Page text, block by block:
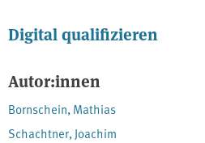
Digital qualifizieren
Autor:innen
Bornschein, Mathias
Schachtner, Joachim